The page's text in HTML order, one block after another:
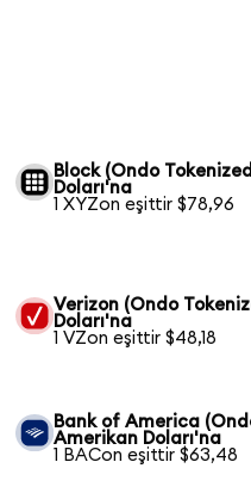
Block (Ondo
Doları'na
1 XYZon eşittir $78,96
Verizon (Ondo
Doları'na
1 VZon eşittir $48,18
Bank of America
Amerikan Doları'na
1 BACon eşittir $63,48